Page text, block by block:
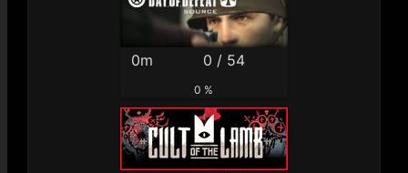
0m 0 / 54
0 %